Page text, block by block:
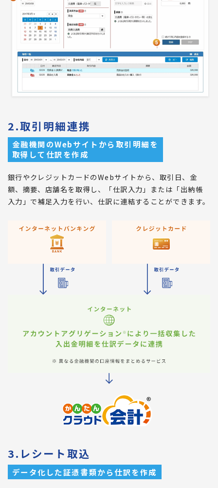
2.取引明細連携
金融機関のWebサイトから取引明細を
取得して仕訳を作成
銀行やクレジットカードのWebサイトから、取引日、金
額、摘要、店舗名を取得し、「仕訳入力」または「出納帳
入力」で補足入力を行い、仕訳に連結することができます。
3.レシート取込
データ化した証憑書類から仕訳を作成